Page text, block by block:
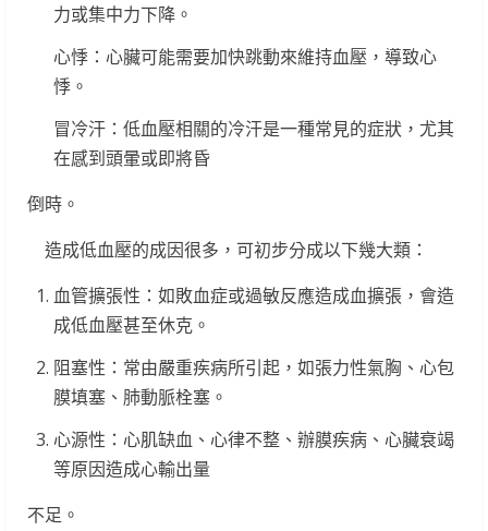
力或集中力下降。
心悸：心臟可能需要加快跳動來維持血壓，導致心
悸。
冒冷汗：低血壓相關的冷汗是一種常見的症狀，尤其
在感到頭暈或即將昏
倒時。
造成低血壓的成因很多，可初步分成以下幾大類：
血管擴張性：如敗血症或過敏反應造成血擴張，會造
成低血壓甚至休克。
阻塞性：常由嚴重疾病所引起，如張力性氣胸、心包
膜填塞、肺動脈栓塞。
心源性：心肌缺血、心律不整、辦膜疾病、心臟衰竭
等原因造成心輸出量
不足。